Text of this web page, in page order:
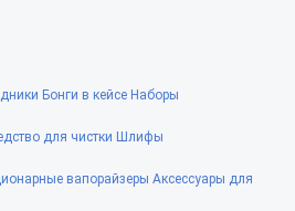
Бонги в кейсе Наборы
для чистки Шлифы
вапорайзеры Аксессуары для